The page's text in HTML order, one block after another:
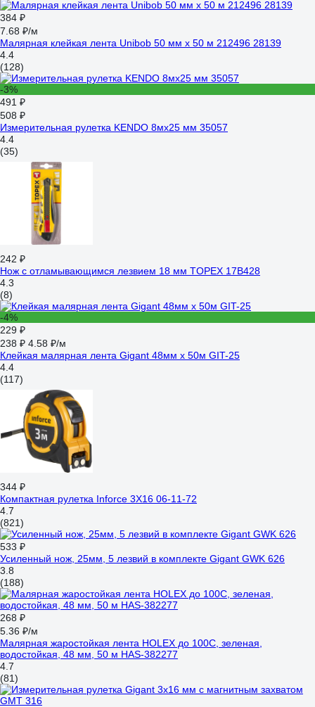
384 ₽
7.68 ₽/м
Малярная клейкая лента Unibob 50 мм х 50 м 212496 28139
4.4
(128)
-3%
491 ₽
508 ₽
Измерительная рулетка KENDO 8мх25 мм 35057
4.4
(35)
242 ₽
Нож с отламывающимся лезвием 18 мм TOPEX 17B428
4.3
(8)
-4%
229 ₽
238 ₽ 4.58 ₽/м
Клейкая малярная лента Gigant 48мм x 50м GIT-25
4.4
(117)
344 ₽
Компактная рулетка Inforce 3Х16 06-11-72
4.7
(821)
533 ₽
Усиленный нож, 25мм, 5 лезвий в комплекте Gigant GWK 626
3.8
(188)
268 ₽
5.36 ₽/м
Малярная жаростойкая лента HOLEX до 100С, зеленая,
водостойкая, 48 мм, 50 м HAS-382277
4.7
(81)